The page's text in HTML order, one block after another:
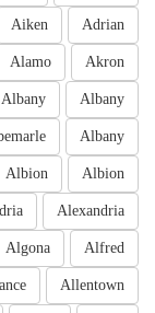
Adrian
Aiken
Akron
Alamo
Albany
Albany
Albany
Albion
Albion
Alexandria
Alfred
Algona
Allentown